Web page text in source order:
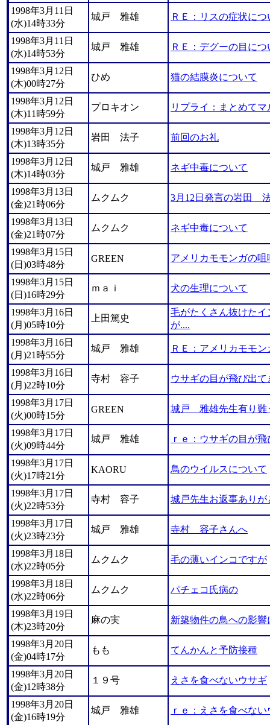
1998年3月11日
(水)14時33分
城戸 雅雄 ＲＥ：リスの症状に
1998年3月11日
(水)14時53分
城戸 雅雄 ＲＥ：デグーの目につ
1998年3月12日
(木)00時27分
ひめ 猫の結膜炎について
1998年3月12日
(木)11時59分
プロキオン リプライ：まとめてマ
1998年3月12日
(木)13時35分
岩田 法子 前回のお礼
1998年3月12日
(木)14時03分
城戸 雅雄 ネギ中毒について
1998年3月13日
(金)21時06分
ムクムク 3月12日発言の岩田
1998年3月13日
(金)21時07分
ムクムク ネギ中毒について
1998年3月15日
(日)03時48分
GREEN アメリカモモンガの
1998年3月15日
(日)16時29分
ｍａｉ 犬の生理について
1998年3月16日
(月)05時10分
上田篤史
毛がたくさん抜けた
が....
1998年3月16日
(月)21時55分
城戸 雅雄 ＲＥ：アメリカモモ
1998年3月16日
(月)22時10分
寺村 容子 ウサギの目が飛び出て
1998年3月17日
(火)00時15分
GREEN 城戸 雅雄先生有り難
1998年3月17日
(火)09時44分
城戸 雅雄 ｒｅ：ウサギの目が
1998年3月17日
(火)17時21分
KAORU 鳥のウイルスについて
1998年3月17日
(火)22時53分
寺村 容子 城戸先生お返事あり
1998年3月17日
(火)23時23分
城戸 雅雄 寺村 容子さんへ
1998年3月18日
(水)22時05分
ムクムク 毛の薄いインコですが
1998年3月18日
(水)22時06分
ムクムク パチェコ氏病の
1998年3月19日
(木)23時20分
麻の実 新築物件の鳥への影響
1998年3月20日
(金)04時17分
もも てんかんと予防接種
1998年3月20日
(金)12時38分
１９号 えさを食べないウサギ
1998年3月20日
(金)16時19分
城戸 雅雄 ｒｅ：えさを食べない